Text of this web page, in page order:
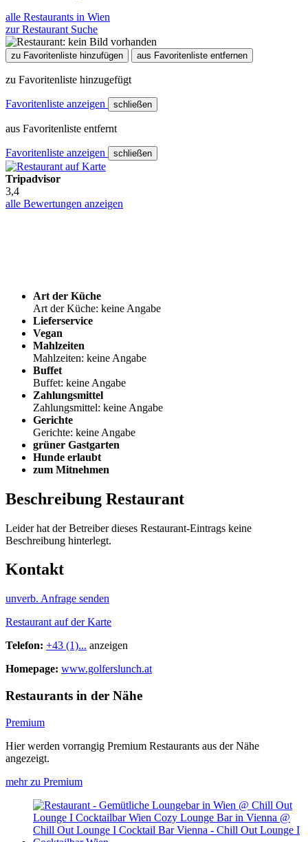
alle Restaurants in Wien
zur Restaurant Suche
zu Favoritenliste hinzufügen aus Favoritenliste entfernen
zu Favoritenliste hinzugefügt
Favoritenliste anzeigen schließen
aus Favoritenliste entfernt
Favoritenliste anzeigen schließen
Tripadvisor
3,4
alle Bewertungen anzeigen
Art der Küche
Art der Küche: keine Angabe
Lieferservice
Vegan
Mahlzeiten
Mahlzeiten: keine Angabe
Buffet
Buffet: keine Angabe
Zahlungsmittel
Zahlungsmittel: keine Angabe
Gerichte
Gerichte: keine Angabe
grüner Gastgarten
Hunde erlaubt
zum Mitnehmen
Beschreibung Restaurant
Leider hat der Betreiber dieses Restaurant-Eintrags keine
Beschreibung hinterlegt.
Kontakt
unverb. Anfrage senden
Restaurant auf der Karte
Telefon: +43 (1)... anzeigen
Homepage: www.golferslunch.at
Restaurants in der Nähe
Premium
Hier werden vorrangig Premium Restaurants aus der Nähe
angezeigt.
mehr zu Premium